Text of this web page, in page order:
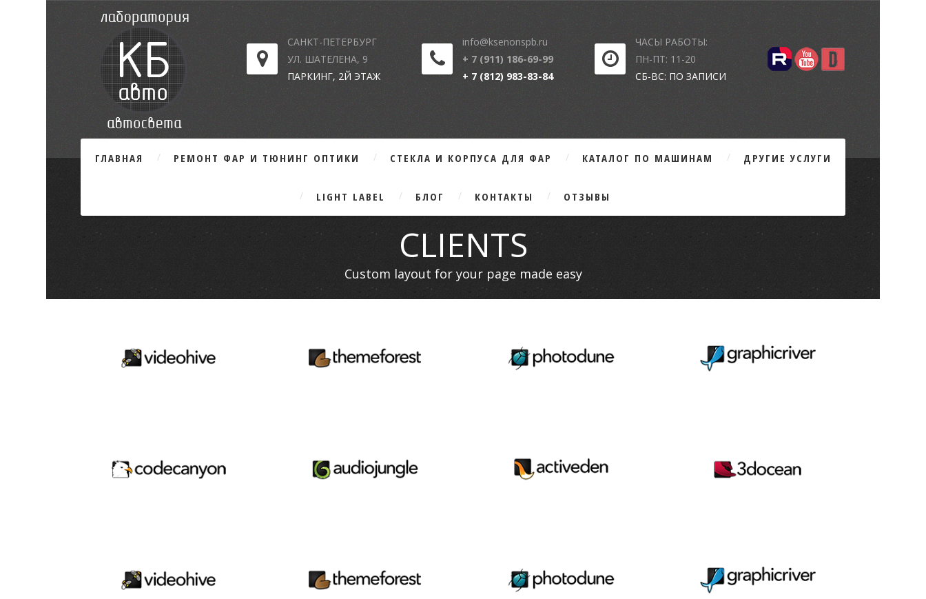
САНКТ-ПЕТЕРБУРГ
УЛ. ШАТЕЛЕНА, 9
ПАРКИНГ, 2Й ЭТАЖ
info@ksenonspb.ru
+ 7 (911) 186-69-99
+ 7 (812) 983-83-84
ЧАСЫ РАБОТЫ:
ПН-ПТ: 11-20
СБ-ВС: ПО ЗАПИСИ
ГЛАВНАЯ РЕМОНТ ФАР И ТЮНИНГ ОПТИКИ СТЕКЛА И КОРПУСА ДЛЯ ФАР КАТАЛОГ ПО МАШИНАМ ДРУГИЕ УСЛУГИ
LIGHT LABEL БЛОГ КОНТАКТЫ ОТЗЫВЫ
CLIENTS
Custom layout for your page made easy